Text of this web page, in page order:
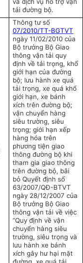
tải đường bộ.
Thông tư số
07/2010/TT-BGTVT
ngày 11/02/2010 của
Bộ trưởng Bộ Giao
thông vận tải quy
định về tải trọng, khổ
giới hạn của đường
bộ; lưu hành xe quá
tải trọng, xe quá khổ
giới hạn, xe bánh
xích trên đường bộ;
vận chuyển hàng
siêu trường, siêu
trọng; giới hạn xếp
hàng hóa trên
phương tiện giao
thông đường bộ khi
tham gia giao thông
trên đường bộ, bãi
bỏ Quyết định số
63/2007/QĐ-BTVT
ngày 28/12/2007 của
Bộ trưởng Bộ Giao
thông vận tải về việc
“Quy định về vận
chuyển hàng siêu
trường, siêu trọng và
lưu hành xe bánh
xích gây hư hại mặt